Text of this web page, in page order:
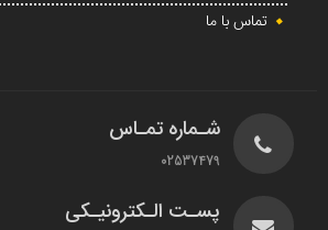
تماس با ما
شـماره تمـاس
02537479
پسـت الـکترونیـکی